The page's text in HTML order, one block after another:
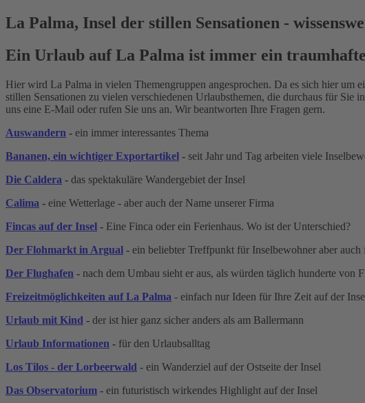
La Palma, Insel der stillen Sensationen -
Ein Urlaub auf La Palma ist immer ein
Hier wird La Palma in vielen Themengruppen angesprochen. Da es sich hier um
stillen Sensationen zu vielen verschiedenen Urlaubsthemen, die durchaus für Sie
uns eine E-Mail oder rufen Sie uns an. Wir beantworten Ihre Fragen gern.
Auswandern - ein immer interessantes Thema
Bananen, ein wichtiger Exportartikel - seit Jahr und Tag arbeiten viele
Die Caldera - das spektakuläre Wandergebiet der Insel
Calima - eine Wetterlage - aber auch der Name unserer Firma
Fincas auf der Insel - Eine Finca oder ein Ferienhaus. Wo ist der Unterschied?
Der Flohmarkt in Argual - ein beliebter Treffpunkt für Inselbewohner aber auch
Der Flughafen - nach dem Umbau sieht er aus, als würden täglich hunderte von
Freizeitmöglichkeiten auf La Palma - einfach nur Ideen für Ihre Zeit auf der
Urlaub mit Kind - der ist hier ganz sicher anders als am Ballermann
Urlaub Informationen - für den Urlaubsalltag
Los Tilos - der Lorbeerwald - ein Wanderziel auf der Ostseite der Insel
Das Observatorium - ein futuristisch wirkendes Highlight auf der Insel